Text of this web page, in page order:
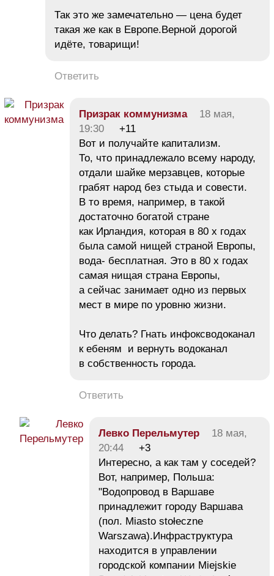
Так это же замечательно — цена будет
такая же как в Европе.Верной дорогой
идёте, товарищи!
Ответить
Призрак коммунизма
18 мая,
19:30
+11
Вот и получайте капитализм.
То, что принадлежало всему народу,
отдали шайке мерзавцев, которые
грабят народ без стыда и совести.
В то время, например, в такой
достаточно богатой стране
как Ирландия, которая в 80 х годах
была самой нищей страной Европы,
вода- бесплатная. Это в 80 х годах
самая нищая страна Европы,
а сейчас занимает одно из первых
мест в мире по уровню жизни.
Что делать? Гнать инфоксводоканал
к ебеням и вернуть водоканал
в собственность города.
Ответить
Левко Перельмутер
18 мая,
20:44
+3
Интересно, а как там у соседей?
Вот, например, Польша:
"Водопровод в Варшаве
принадлежит городу Варшава
(пол. Miasto stołeczne
Warszawa).Инфраструктура
находится в управлении
городской компании Miejskie